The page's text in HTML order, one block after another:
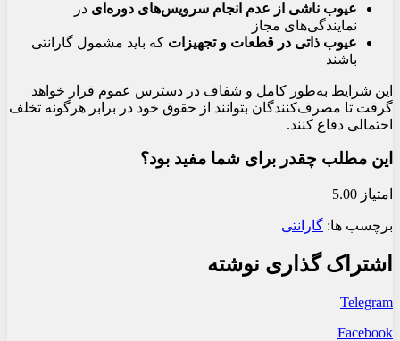
عیوب ناشی از عدم انجام سرویس‌های دوره‌ای در
نمایندگی‌های مجاز
عیوب ذاتی در قطعات و تجهیزات که باید مشمول گارانتی
باشند
این شرایط به‌طور کامل و شفاف در دسترس عموم قرار خواهد
گرفت تا مصرف‌کنندگان بتوانند از حقوق خود در برابر هرگونه تخلف
احتمالی دفاع کنند.
این مطلب چقدر برای شما مفید بود؟
امتیاز 5.00
برچسب ها: گارانتی
اشتراک گذاری نوشته
Telegram
Facebook